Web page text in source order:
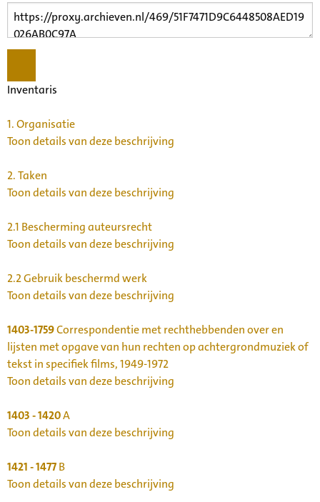
Inventaris
1.Organisatie
Toon details van deze beschrijving
2.Taken
Toon details van deze beschrijving
2.1 Bescherming auteursrecht
Toon details van deze beschrijving
2.2Gebruik beschermd werk
Toon details van deze beschrijving
1403-1759Correspondentie met rechthebbenden over en
lijsten met opgave van hun rechten op achtergrondmuziek of
tekst in specifiek films, 1949-1972
Toon details van deze beschrijving
1403 - 1420A
Toon details van deze beschrijving
1421 - 1477B
Toon details van deze beschrijving